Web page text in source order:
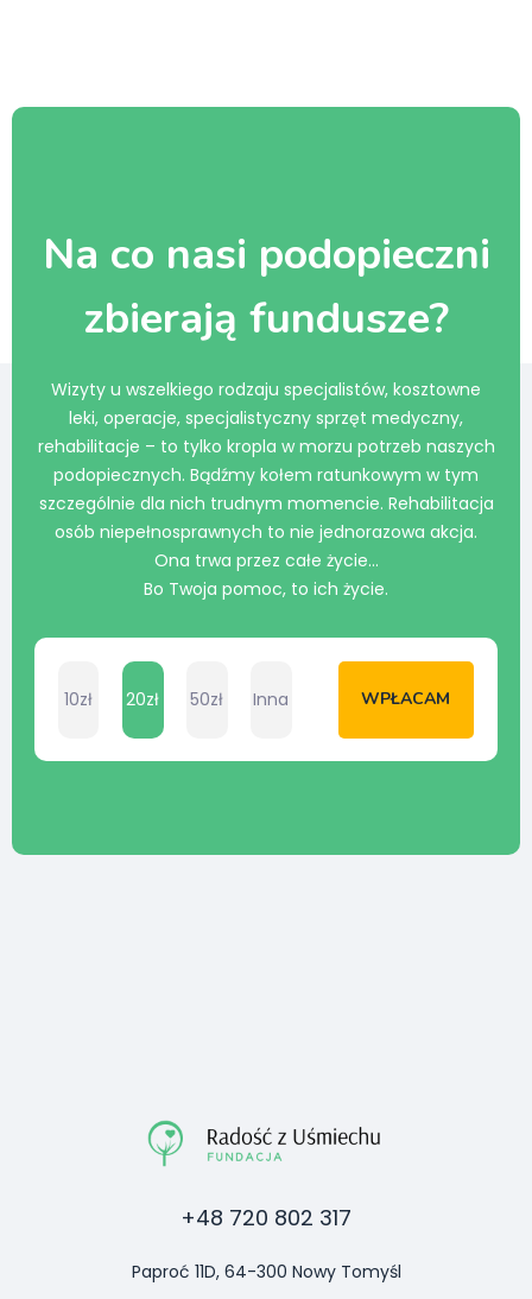
Na co nasi podopieczni
zbierają fundusze?
Wizyty u wszelkiego rodzaju specjalistów, kosztowne
leki, operacje, specjalistyczny sprzęt medyczny,
rehabilitacje – to tylko kropla w morzu potrzeb naszych
podopiecznych. Bądźmy kołem ratunkowym w tym
szczególnie dla nich trudnym momencie. Rehabilitacja
osób niepełnosprawnych to nie jednorazowa akcja.
Ona trwa przez całe życie…
Bo Twoja pomoc, to ich życie.
10zł 20zł 50zł Inna WPŁACAM
+48 720 802 317
Paproć 11D, 64-300 Nowy Tomyśl